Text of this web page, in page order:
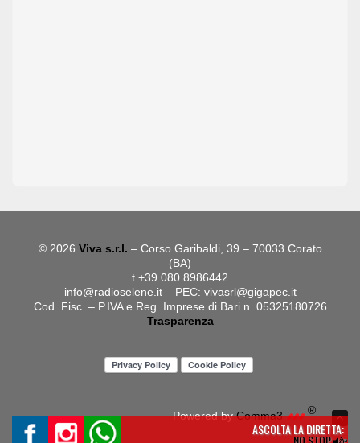
© 2026 Viva s.r.l. – Corso Garibaldi, 39 – 70033 Corato
(BA)
t +39 080 8986442
info@radioselene.it– PEC: vivasrl@gigapec.it
Cod. Fisc. – P.IVA e Reg. Imprese di Bari n. 05325180726
Trasparenza
Powered byComma3 ®
ASCOLTA LA DIRETTA: